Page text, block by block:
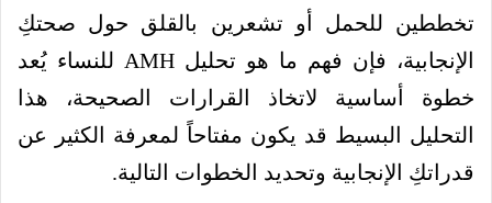
تخططين للحمل أو تشعرين بالقلق حول صحتكِ
الإنجابية، فإن فهم ما هو تحليل AMH للنساء يُعد
خطوة أساسية لاتخاذ القرارات الصحيحة، هذا
التحليل البسيط قد يكون مفتاحاً لمعرفة الكثير عن
قدراتكِ الإنجابية وتحديد الخطوات التالية.